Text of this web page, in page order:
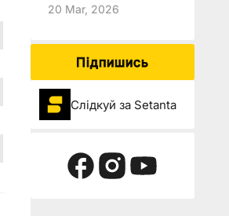
20 Mar, 2026
Підпишись
Слідкуй за Setanta